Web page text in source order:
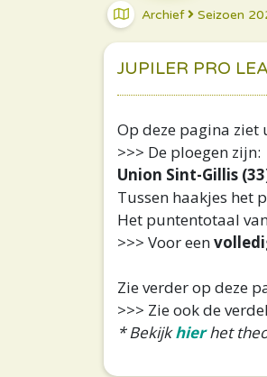
Archief Seizoen
JUPILER PRO
Op deze pagina ziet
>>> De ploegen zijn:
Union Sint-Gillis
Tussen haakjes het
Het puntentotaal
>>> Voor een
Zie verder op deze
>>> Zie ook de
* Bekijkhierhet